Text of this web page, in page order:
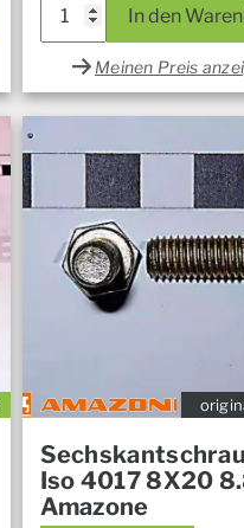
In den
Meinen Preis
Iso 4017 8X20
Amazone